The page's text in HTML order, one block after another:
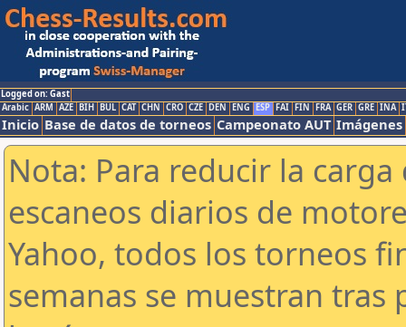
Logged on: Gast
Arabic ARM AZE BIH BUL CAT CHN CRO CZE DEN ENG ESP FAI FIN FRA GER GRE INA
Inicio Base de datos de torneos Campeonato AUT Imágenes
Nota: Para reducir la
escaneos diarios de
Yahoo, todos los torneos
semanas se muestran tras